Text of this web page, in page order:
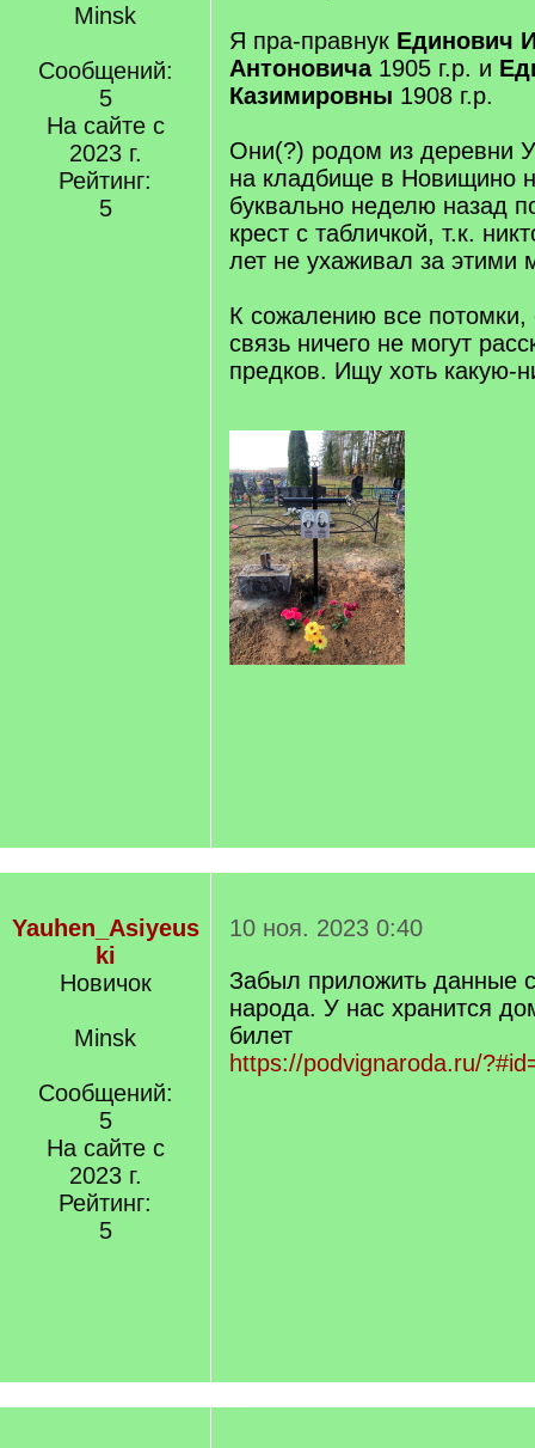
Minsk
Сообщений:
5
На сайте с
2023 г.
Рейтинг:
5
Я пра-правнук Единович
Антоновича1905 г.р. и
Казимировны 1908 г.р.
Они(?) родом из деревни
на кладбище в Новищино
буквально неделю назад
крест с табличкой, т.к.
лет не ухаживал за этими
К сожалению все потомки,
связь ничего не могут
предков. Ищу хоть какую-
Yauhen_Asiyeus
ki
Новичок
Minsk
Сообщений:
5
На сайте с
2023 г.
Рейтинг:
5
10 ноя. 2023 0:40
Забыл приложить данные
народа. У нас хранится
билет
https://podvignaroda.ru/